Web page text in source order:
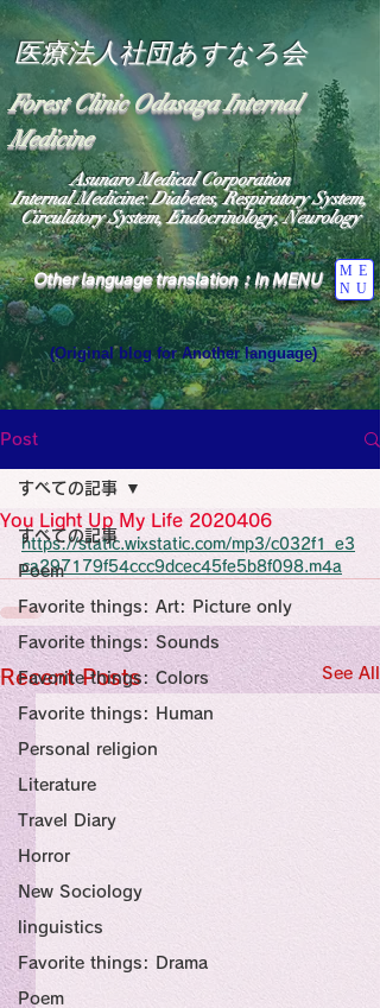
医療法人社団あすなろ会
Forest Clinic Odasaga Internal
Medicine
Other language translation：In MENU
ME
NU
Asunaro Medical Corporation
Internal Medicine: Diabetes, Respiratory System,
Circulatory System, Endocrinology, Neurology
(Original blog for Another language)
Heavens: Beyond the Universe: The World
the God of Light Resides"
Medicine Specialist
Specialist
Wide Blog
Medicine
Religion
Post
すべての記事
Poem
Favorite things: Art: Picture only
Favorite things: Sounds
Favorite things: Colors
Favorite things: Human
Personal religion
Literature
Travel Diary
Horror
New Sociology
linguistics
Favorite things: Drama
Poem
すべての記事
You Light Up My Life 2020406
https://static.wixstatic.com/mp3/c032f1_e3
ca297179f54ccc9dcec45fe5b8f098.m4a
Recent Posts See All